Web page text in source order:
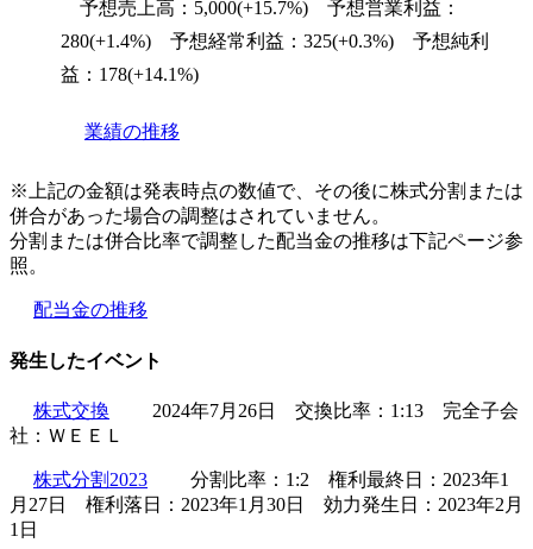
予想売上高：5,000(+15.7%) 予想営業利益：
280(+1.4%) 予想経常利益：325(+0.3%) 予想純利
益：178(+14.1%)
業績の推移
※上記の金額は発表時点の数値で、その後に株式分割または
併合があった場合の調整はされていません。
分割または併合比率で調整した配当金の推移は下記ページ参
照。
配当金の推移
発生したイベント
株式交換
2024年7月26日 交換比率：1:13 完全子会
社：ＷＥＥＬ
株式分割2023
分割比率：1:2 権利最終日：2023年1
月27日 権利落日：2023年1月30日 効力発生日：2023年2月
1日